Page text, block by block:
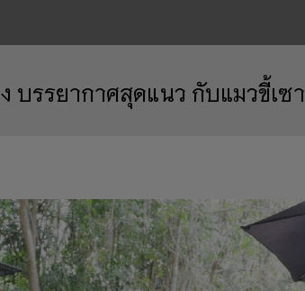
บรรยากาศสุดแนว กับแมวขี้เซา